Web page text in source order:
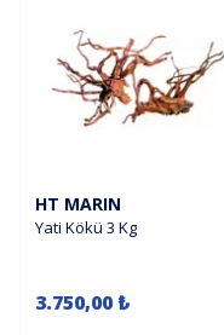
HT MARIN
Yati Kökü 3 Kg
3.750,00 ₺